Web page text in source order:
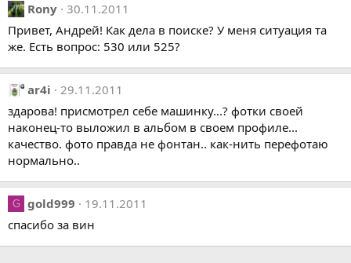
Rony 30.11.2011
Привет, Андрей! Как дела в поиске? У меня ситуация та
же. Есть вопрос: 530 или 525?
ar4i
29.11.2011
здарова! присмотрел себе машинку...? фотки своей
наконец-то выложил в альбом в своем профиле...
качество. фото правда не фонтан.. как-нить перефотаю
нормально..
G gold999
19.11.2011
спасибо за вин